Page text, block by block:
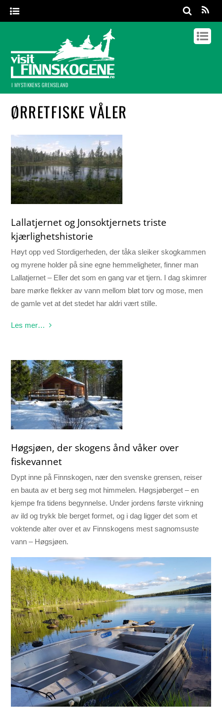
I MYSTIKKENS GRENSELAND
ØRRETFISKE VÅLER
Lallatjernet og Jonsoktjernets triste
kjærlighetshistorie
Høyt opp ved Stordigerheden, der tåka sleiker skogkammen
og myrene holder på sine egne hemmeligheter, finner man
Lallatjernet – Eller det som en gang var et tjern. I dag skimrer
bare mørke flekker av vann mellom bløt torv og mose, men
de gamle vet at det stedet har aldri vært stille.
Les mer…
Høgsjøen, der skogens ånd våker over
fiskevannet
Dypt inne på Finnskogen, nær den svenske grensen, reiser
en bauta av et berg seg mot himmelen. Høgsjøberget – en
kjempe fra tidens begynnelse. Under jordens første virkning
av ild og trykk ble berget formet, og i dag ligger det som et
voktende alter over et av Finnskogens mest sagnomsuste
vann – Høgsjøen.